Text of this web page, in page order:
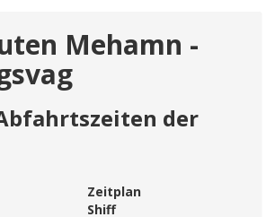
Mehamn -
der
Zeitplan
Shiff